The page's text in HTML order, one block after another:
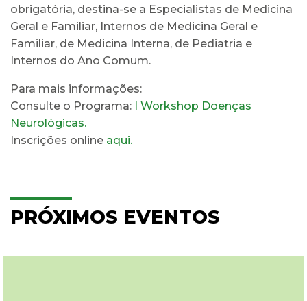
obrigatória, destina-se a Especialistas de Medicina
Geral e Familiar, Internos de Medicina Geral e
Familiar, de Medicina Interna, de Pediatria e
Internos do Ano Comum.
Para mais informações:
Consulte o Programa: I Workshop Doenças
Neurológicas.
Inscrições online aqui.
PRÓXIMOS EVENTOS